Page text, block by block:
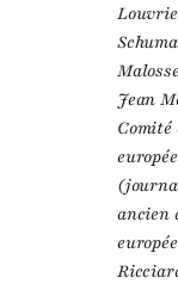
Jean
Comité
ancien